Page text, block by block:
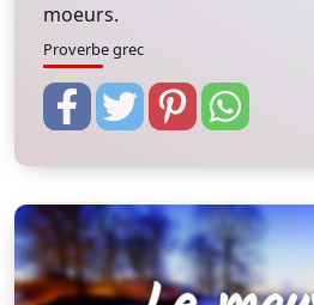
moeurs.
Proverbe grec